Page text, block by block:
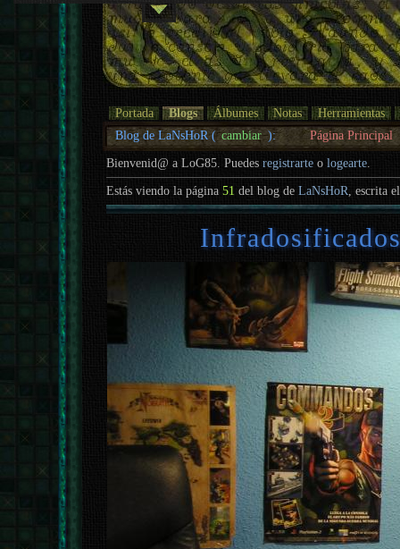
Portada Blogs Álbumes Notas
Herramientas
Blog de LaNsHoR ( cambiar ): Página Principal
Bienvenid@ a LoG85. Puedesregistrarte ologearte.
Estás viendo la página51 del blog deLaNsHoR , escrita